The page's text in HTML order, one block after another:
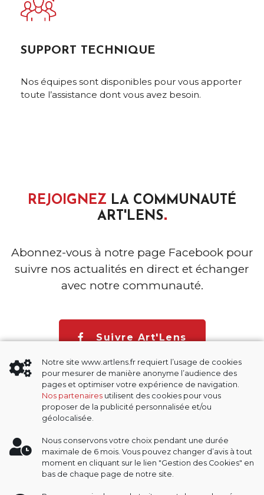
Notre site www.artlens.fr requiert l’usage de cookies
pour mesurer de manière anonyme l’audience des
pages et optimiser votre expérience de navigation.
Nos partenaires utilisent des cookies pour vous
proposer de la publicité personnalisée et/ou
géolocalisée.
Nous conservons votre choix pendant une durée
maximale de 6 mois. Vous pouvez changer d’avis à tout
moment en cliquant sur le lien "Gestion des Cookies" en
bas de chaque page de notre site.
SUPPORT TECHNIQUE
Nos équipes sont disponibles pour vous apporter
toute l’assistance dont vous avez besoin.
REJOIGNEZ LA COMMUNAUTÉ
ART'LENS
Abonnez-vous à notre page Facebook pour
suivre nos actualités en direct et échanger
avec notre communauté.
Suivre Art'Lens
MENTIONS LÉGALES
POLITIQUE DE CONFIDENTIALITÉ
GESTION DES COOKIES